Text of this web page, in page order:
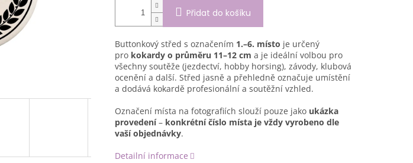
Přidat do košíku
Buttonkový střed s označením 1.–6. místo je určený
pro kokardy o průměru 11–12 cm a je ideální volbou pro
všechny soutěže (jezdectví, hobby horsing), závody, klubová
ocenění a další. Střed jasně a přehledně označuje umístění
a dodává kokardě profesionální a soutěžní vzhled.
Označení místa na fotografiích slouží pouze jako ukázka
provedení – konkrétní číslo místa je vždy vyrobeno dle
vaší objednávky.
Detailní informace